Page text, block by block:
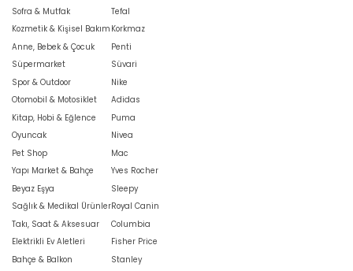
Sofra & Mutfak
Kozmetik & Kişisel Bakım
Anne, Bebek & Çocuk
Süpermarket
Spor & Outdoor
Otomobil & Motosiklet
Kitap, Hobi & Eğlence
Oyuncak
Pet Shop
Yapı Market & Bahçe
Beyaz Eşya
Sağlık & Medikal Ürünler
Takı, Saat & Aksesuar
Elektrikli Ev Aletleri
Bahçe & Balkon
Tefal
Korkmaz
Penti
Süvari
Nike
Adidas
Puma
Nivea
Mac
Yves Rocher
Sleepy
Royal Canin
Columbia
Fisher Price
Stanley